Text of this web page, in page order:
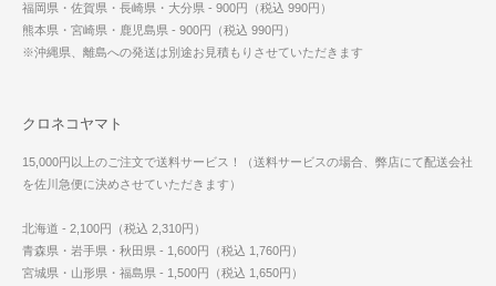
福岡県・佐賀県・長崎県・大分県 - 900円（税込 990円）
熊本県・宮崎県・鹿児島県 - 900円（税込 990円）
※沖縄県、離島への発送は別途お見積もりさせていただきます
クロネコヤマト
15,000円以上のご注文で送料サービス！（送料サービスの場合、弊店にて配送会社
を佐川急便に決めさせていただきます）
北海道 - 2,100円（税込 2,310円）
青森県・岩手県・秋田県 - 1,600円（税込 1,760円）
宮城県・山形県・福島県 - 1,500円（税込 1,650円）